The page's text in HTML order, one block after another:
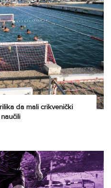
da mali crikvenički